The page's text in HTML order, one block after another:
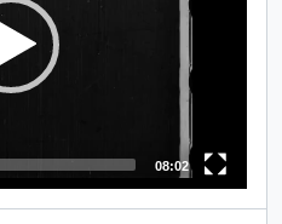
08:02